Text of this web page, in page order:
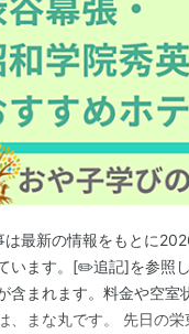
は最新の情報をもとに
います。[✏️追記]を参照
含まれます。料金や空
、まな丸です。 先日の